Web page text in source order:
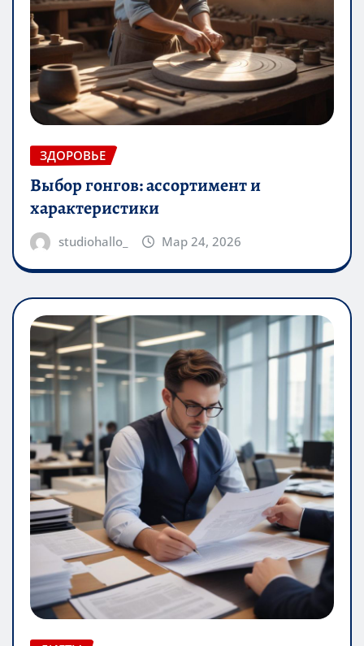
ЗДОРОВЬЕ
Выбор гонгов: ассортимент и
характеристики
studiohallo_ Мар 24, 2026